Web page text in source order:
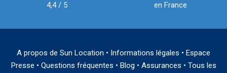
4,4 / 5
en France
A propos de Sun Location • Informations légales • Espace
Presse • Questions fréquentes • Blog • Assurances • Tous les